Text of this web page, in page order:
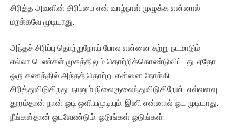
சிரித்த அவளின் சிரிப்பை என் வாழ்நாள் முழுக்க என்னால்
மறக்கவே முடியாது.
அந்தச் சிரிப்பு தொற்றுநோய் போல என்னை சுற்று நடமாடும்
எல்லா பெண்கள் முகத்திலும் தொற்றிக்கொண்டுவிட்டது. ஏதோ
ஒரு கணத்தில் அந்தத் தொற்று என்னை நோக்கி
சிரித்துவிடுகிறது. நானும் நிலைகுலைந்துவிடுகிறேன். எவ்வளவு
தூரம்தான் நான் ஓடி ஒளியமுடியும். இனி என்னால் ஓட முடியாது.
நீங்கள்தான் ஓடவேண்டும். ஓடுங்கள் ஓடுங்கள்.